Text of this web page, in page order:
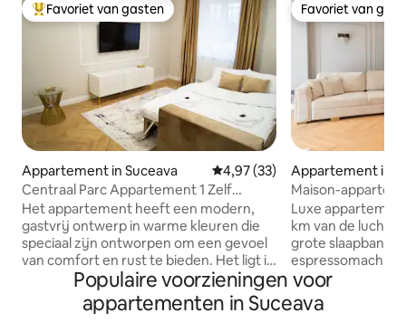
Topfavoriet van gasten
Favoriet van gasten
Appartement in Suceava Gemiddelde beoordeling van
4,97 (33)
Centraal Parc Appartement 1 Zelf
inchecken Parkeren Wifi
Het appartement heeft een modern,
gastvrij ontwerp in warme kleuren die
speciaal zijn ontworpen om een gevoel
van comfort en rust te bieden. Het ligt in
het ultra-centrale gebied, het centrale
park bevindt zich aan de uitgang van het
Favoriet van
Favoriet van
Appartement in
Maison-
Luxe appartement in
km van de luchthaven •
grote slaapbank • Keuken:
koelkast,
servies • Grote tv + surround sound •
Wifi,
Populaire voorzieningen voor
appartementen in Suceava